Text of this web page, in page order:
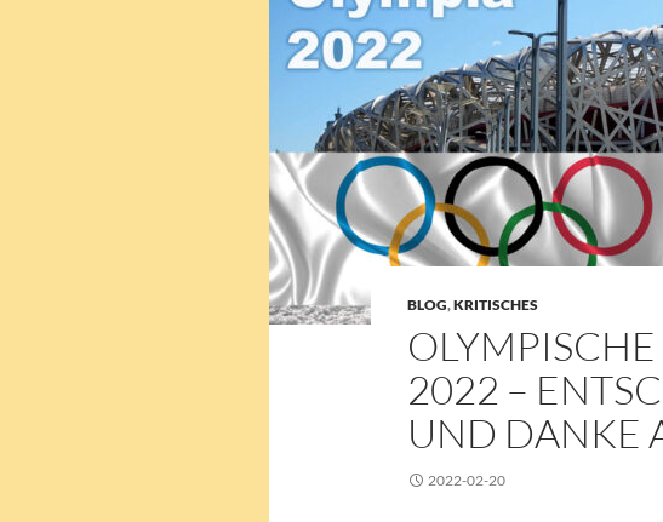
BLOG,KRITISCHES
2022 –
UND DANKE
2022-02-20